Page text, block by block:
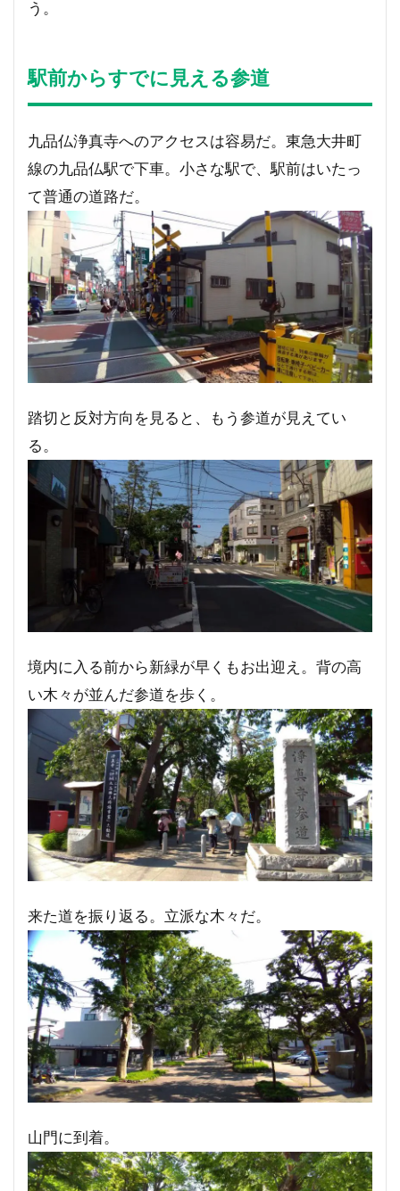
う。
駅前からすでに見える参道
九品仏浄真寺へのアクセスは容易だ。東急大井町
線の九品仏駅で下車。小さな駅で、駅前はいたっ
て普通の道路だ。
踏切と反対方向を見ると、もう参道が見えてい
る。
境内に入る前から新緑が早くもお出迎え。背の高
い木々が並んだ参道を歩く。
来た道を振り返る。立派な木々だ。
山門に到着。